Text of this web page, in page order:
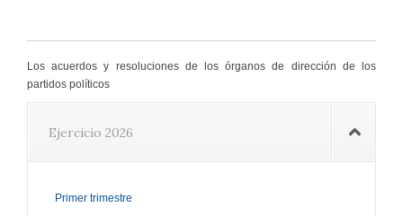
Los acuerdos y resoluciones de los órganos de dirección de los
partidos políticos
Ejercicio 2026
Primer trimestre